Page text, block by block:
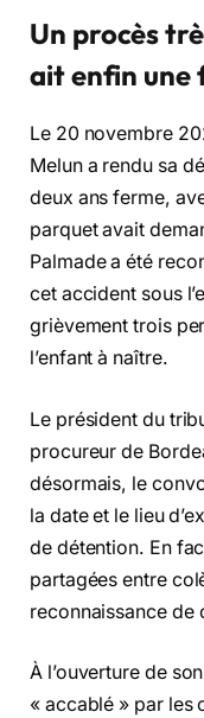
Un procès
ait enfin une
Le 20 novembre
Melun a rendu sa
deux ans ferme,
parquet avait
Palmade a été
cet accident sous
grièvement trois
l’enfant à naître.
Le président du
procureur de
désormais, le
la date et le lieu
de détention. En
partagées entre
reconnaissance de
À l’ouverture de
« accablé » par les